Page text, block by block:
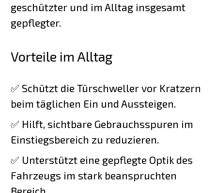
geschützter und im Alltag insgesamt
gepflegter.
Vorteile im Alltag
✅ Schützt die Türschweller vor Kratzern
beim täglichen Ein und Aussteigen.
✅ Hilft, sichtbare Gebrauchsspuren im
Einstiegsbereich zu reduzieren.
✅ Unterstützt eine gepflegte Optik des
Fahrzeugs im stark beanspruchten